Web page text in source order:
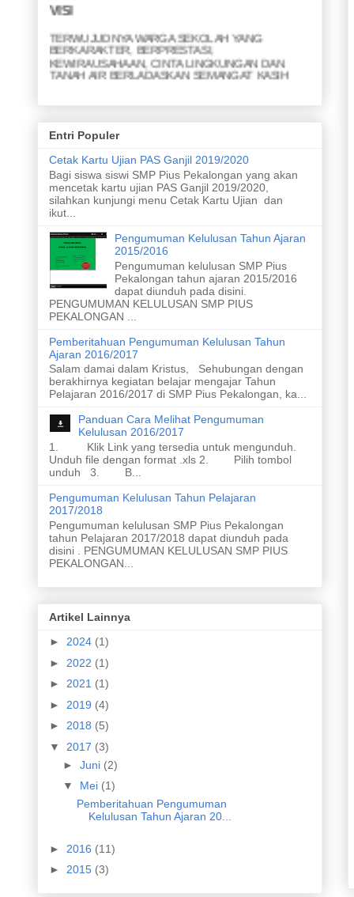
VISI
TERWUJUDNYA WARGA SEKOLAH YANG
BERKARAKTER, BERPRESTASI,
KEWIRAUSAHAAN, CINTA LINGKUNGAN DAN
TANAH AIR BERLADASKAN SEMANGAT KASIH
1. Menjunjung yang lemah
2. Menyapa yang kuat
4. Meraih prestasi akademik
5. Meraih prestasi nonakademik
6. Menghasilkan karya ramah lingkungan
7. Menghasilkan karya yang inovatif dari limbah
8. Merawat taman dan kebun
10. Melaksanakan upacara bendera
11. Menyanyikan lagu nasional dengan sikap yang
baik
Entri Populer
Cetak Kartu Ujian PAS Ganjil 2019/2020
Bagi siswa siswi SMP Pius Pekalongan yang akan
mencetak kartu ujian PAS Ganjil 2019/2020,
silahkan kunjungi menu Cetak Kartu Ujian dan
ikut...
Pengumuman Kelulusan Tahun Ajaran
2015/2016
Pengumuman kelulusan SMP Pius
Pekalongan tahun ajaran 2015/2016
dapat diunduh pada disini.
PENGUMUMAN KELULUSAN SMP PIUS
PEKALONGAN ...
Pemberitahuan Pengumuman Kelulusan Tahun
Ajaran 2016/2017
Salam damai dalam Kristus, Sehubungan dengan
berakhirnya kegiatan belajar mengajar Tahun
Pelajaran 2016/2017 di SMP Pius Pekalongan, ka...
Panduan Cara Melihat Pengumuman
Kelulusan 2016/2017
1. Klik Link yang tersedia untuk mengunduh.
Unduh file dengan format .xls 2. Pilih tombol
unduh 3. B...
Pengumuman Kelulusan Tahun Pelajaran
2017/2018
Pengumuman kelulusan SMP Pius Pekalongan
tahun Pelajaran 2017/2018 dapat diunduh pada
disini . PENGUMUMAN KELULUSAN SMP PIUS
PEKALONGAN...
Artikel Lainnya
►2024 (1)
► 2022 (1)
►2021 (1)
► 2019 (4)
►2018 (5)
▼ 2017 (3)
►Juni (2)
▼ Mei (1)
Pemberitahuan Pengumuman
Kelulusan Tahun Ajaran 20...
► 2016 (11)
►2015 (3)